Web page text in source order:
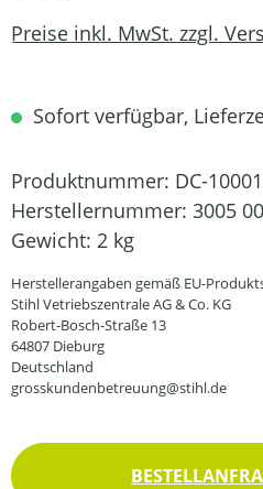
Preise inkl. MwSt. zzgl.
Sofort verfügbar,
Produktnummer: DC-
Herstellernummer: 3005
Gewicht: 2 kg
Herstellerangaben gemäß EU-
Stihl Vetriebszentrale AG & Co. KG
Robert-Bosch-Straße 13
64807 Dieburg
Deutschland
grosskundenbetreuung@stihl.de